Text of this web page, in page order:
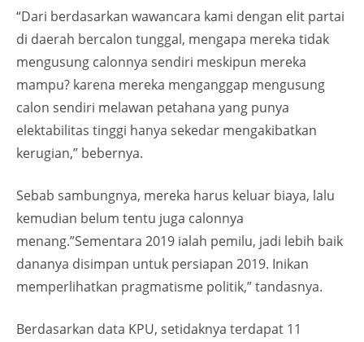
“Dari berdasarkan wawancara kami dengan elit partai
di daerah bercalon tunggal, mengapa mereka tidak
mengusung calonnya sendiri meskipun mereka
mampu? karena mereka menganggap mengusung
calon sendiri melawan petahana yang punya
elektabilitas tinggi hanya sekedar mengakibatkan
kerugian,” bebernya.
Sebab sambungnya, mereka harus keluar biaya, lalu
kemudian belum tentu juga calonnya
menang.”Sementara 2019 ialah pemilu, jadi lebih baik
dananya disimpan untuk persiapan 2019. Inikan
memperlihatkan pragmatisme politik,” tandasnya.
Berdasarkan data KPU, setidaknya terdapat 11